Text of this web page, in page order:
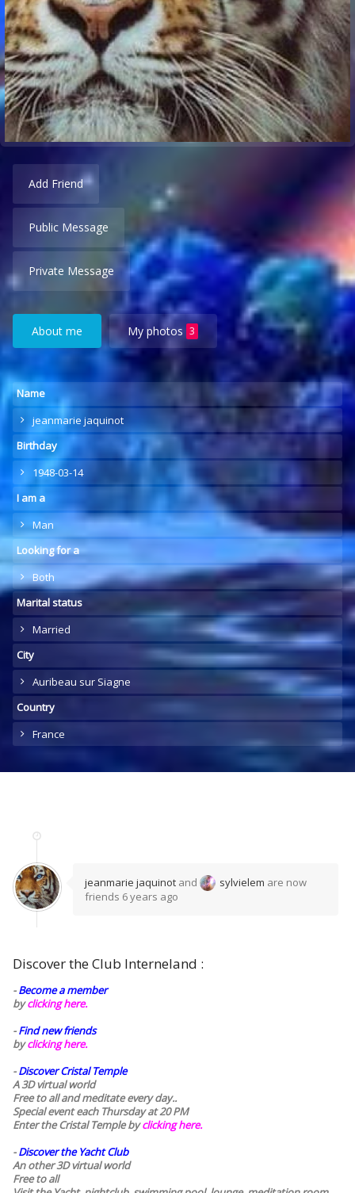
Add Friend
Public Message
Private Message
About me My photos 3
Name
jeanmarie jaquinot
Birthday
1948-03-14
I am a
Man
Looking for a
Both
Marital status
Married
City
Auribeau sur Siagne
Country
France
jeanmarie jaquinot and sylvielem are now
friends 6 years ago
Discover the Club Interneland :
-Become a member
byclicking here.
-Find new friends
byclicking here.
-Discover Cristal Temple
A 3D virtual world
Free to all and meditate every day..
Special event each Thursday at 20 PM
Enter the Cristal Temple byclicking here.
-Discover the Yacht Club
An other 3D virtual world
Free to all